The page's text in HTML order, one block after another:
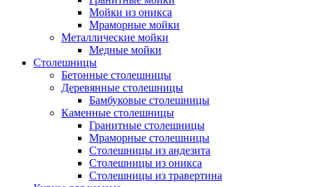
Мойки из оникса
Мраморные мойки
Металлические мойки
Медные мойки
Столешницы
Бетонные столешницы
Деревянные столешницы
Бамбуковые столешницы
Каменные столешницы
Гранитные столешницы
Мраморные столешницы
Столешницы из андезита
Столешницы из оникса
Столешницы из травертина